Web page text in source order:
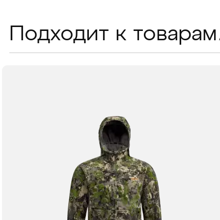
Подходит к товарам